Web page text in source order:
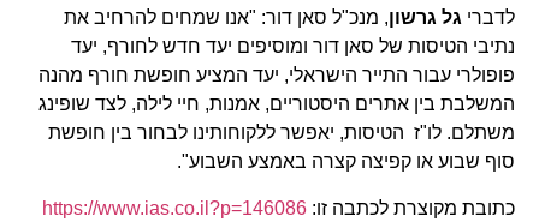
לדבריגל גרשון, מנכ"ל סאן דור: "אנו שמחים להרחיב את
נתיבי הטיסות של סאן דור ומוסיפים יעד חדש לחורף, יעד
פופולרי עבור התייר הישראלי, יעד המציע חופשת חורף מהנה
המשלבת בין אתרים היסטוריים, אמנות, חיי לילה, לצד שופינג
משתלם. לו"ז הטיסות, יאפשר ללקוחותינו לבחור בין חופשת
סוף שבוע או קפיצה קצרה באמצע השבוע".
כתובת מקוצרת לכתבה זו: https://www.ias.co.il?p=146086